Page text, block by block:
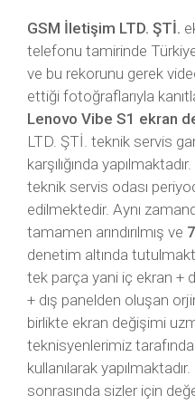
GSM İletişim LTD. ŞTİ.
telefonu tamirinde
ve bu rekorunu gerek
ettiği fotoğraflarıyla
Lenovo Vibe S1 ekran
LTD. ŞTİ. teknik servis
karşılığında
teknik servis odası
edilmektedir. Aynı
tamamen arındırılmış ve
denetim altında
tek parça yani iç ekran +
+ dış panelden oluşan
birlikte ekran değişimi
teknisyenlerimiz
kullanılarak
sonrasında sizler için